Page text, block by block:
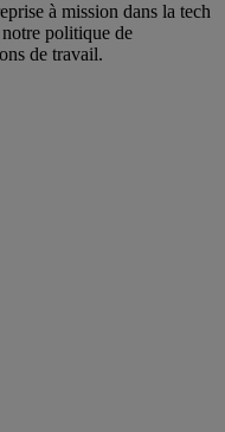
à mission dans la tech
politique de
de travail.